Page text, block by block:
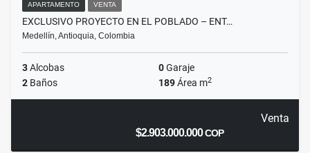
APARTAMENTO VENTA
EXCLUSIVO PROYECTO EN EL POBLADO – ENT…
Medellín, Antioquia, Colombia
3Alcobas 0Garaje
2 Baños 189Área m2
Venta
$2.903.000.000COP